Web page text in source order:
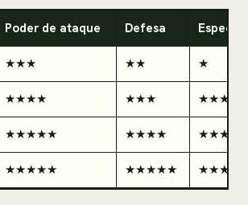
Poder de ataque Defesa Especial
★★★ ★★ ★
★★★★ ★★★ ★★★
★★★★★ ★★★★
★★★★★ ★★★★★